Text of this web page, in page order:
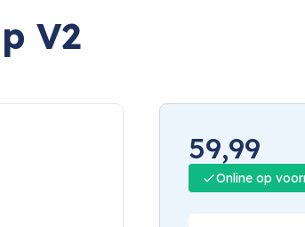
V2
59,99
Online op